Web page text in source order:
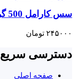
سس کارامل 500 گرمی فرمند
۲۴۵۰۰۰ تومان
دسترسی سریع
صفحه اصلی